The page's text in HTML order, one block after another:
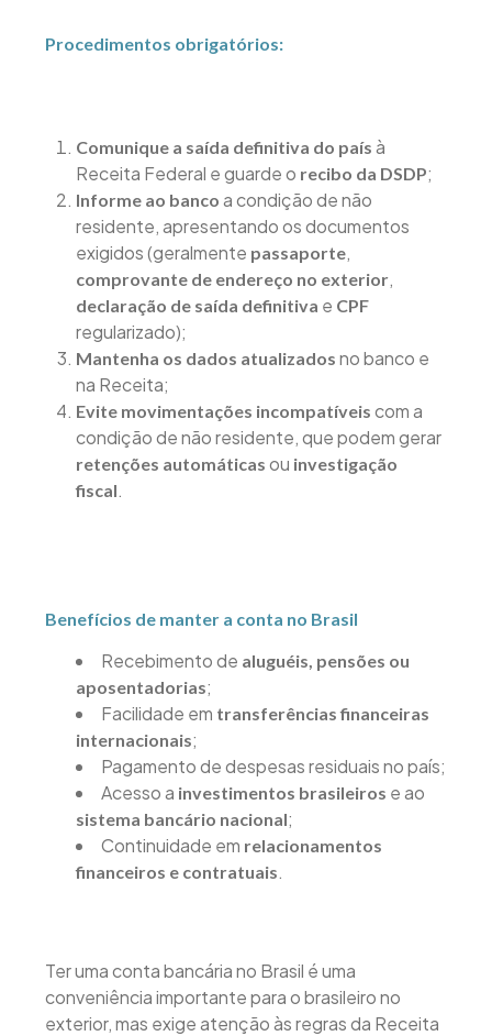
Procedimentos obrigatórios:
Comunique a saída definitiva do país à
Receita Federal e guarde o recibo da DSDP;
Informe ao banco a condição de não
residente, apresentando os documentos
exigidos (geralmente passaporte,
comprovante de endereço no exterior,
declaração de saída definitiva e CPF
regularizado);
Mantenha os dados atualizados no banco e
na Receita;
Evite movimentações incompatíveis com a
condição de não residente, que podem gerar
retenções automáticas ou investigação
fiscal.
Benefícios de manter a conta no Brasil
Recebimento de aluguéis, pensões ou
aposentadorias;
Facilidade em transferências financeiras
internacionais;
Pagamento de despesas residuais no país;
Acesso a investimentos brasileiros e ao
sistema bancário nacional;
Continuidade em relacionamentos
financeiros e contratuais.
Ter uma conta bancária no Brasil é uma
conveniência importante para o brasileiro no
exterior, mas exige atenção às regras da Receita